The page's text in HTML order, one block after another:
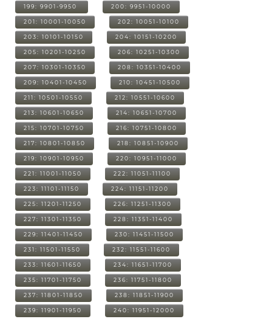
199: 9901-9950 200: 9951-10000
201: 10001-10050 202: 10051-10100
203: 10101-10150 204: 10151-10200
205: 10201-10250 206: 10251-10300
207: 10301-10350 208: 10351-10400
209: 10401-10450 210: 10451-10500
211: 10501-10550 212: 10551-10600
213: 10601-10650 214: 10651-10700
215: 10701-10750 216: 10751-10800
217: 10801-10850 218: 10851-10900
219: 10901-10950 220: 10951-11000
221: 11001-11050 222: 11051-11100
223: 11101-11150 224: 11151-11200
225: 11201-11250 226: 11251-11300
227: 11301-11350 228: 11351-11400
229: 11401-11450 230: 11451-11500
231: 11501-11550 232: 11551-11600
233: 11601-11650 234: 11651-11700
235: 11701-11750 236: 11751-11800
237: 11801-11850 238: 11851-11900
239: 11901-11950 240: 11951-12000